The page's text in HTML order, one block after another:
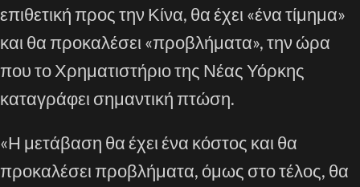
επιθετική προς την Κίνα, θα έχει «ένα τίμημα»
και θα προκαλέσει «προβλήματα», την ώρα
που το Χρηματιστήριο της Νέας Υόρκης
καταγράφει σημαντική πτώση.
«Η μετάβαση θα έχει ένα κόστος και θα
προκαλέσει προβλήματα, όμως στο τέλος, θα